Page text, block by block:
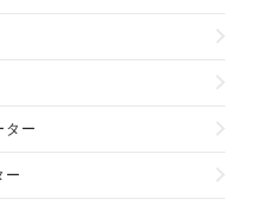
ター
ー